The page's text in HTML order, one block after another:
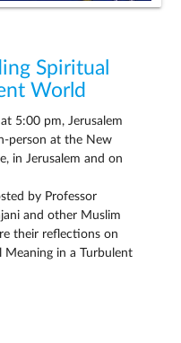
Spiritual
World
5:00 pm, Jerusalem
person at the New
in Jerusalem and on
by Professor
and other Muslim
their reflections on
Meaning in a Turbulent